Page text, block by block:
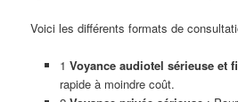
Voici les différents formats de
1 Voyance audiotel sérieuse et
rapide à moindre coût.